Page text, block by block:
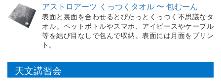
アストロアーツ くっつくタオル 〜 包むーん
表面と裏面を合わせるとぴたっとくっつく不思議なタ
オル。ペットボトルやスマホ、アイピースやケーブル
等を結び目なしで包んで収納。表面には月面をプリン
ト。
天文講習会